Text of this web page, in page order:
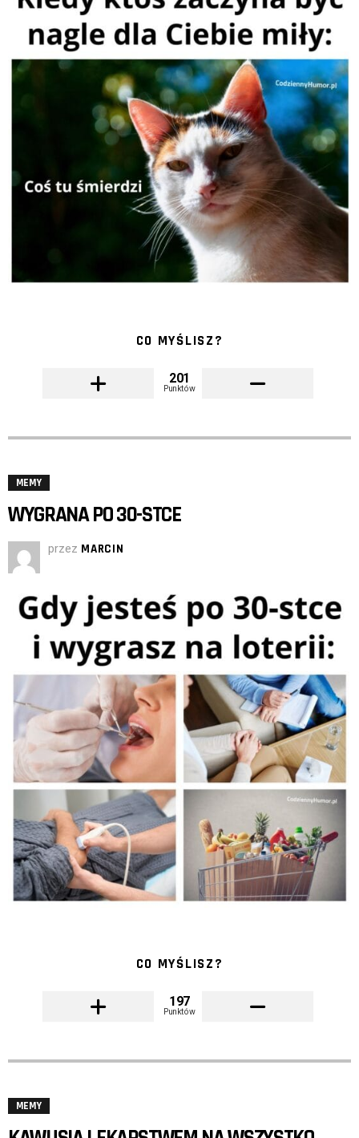
CO MYŚLISZ?
201
Punktów
MEMY
WYGRANA PO 30-STCE
przez MARCIN
CO MYŚLISZ?
197
Punktów
MEMY